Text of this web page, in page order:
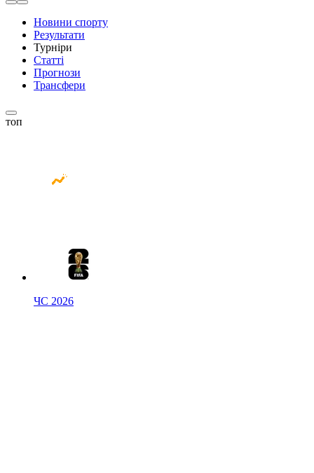
Новини спорту
Результати
Турніри
Статті
Прогнози
Трансфери
топ
ЧС 2026